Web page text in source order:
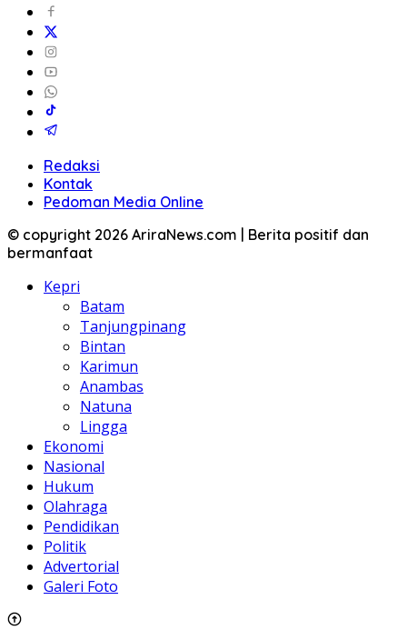
Redaksi
Kontak
Pedoman Media Online
© copyright 2026 AriraNews.com | Berita positif dan
bermanfaat
Kepri
Batam
Tanjungpinang
Bintan
Karimun
Anambas
Natuna
Lingga
Ekonomi
Nasional
Hukum
Olahraga
Pendidikan
Politik
Advertorial
Galeri Foto